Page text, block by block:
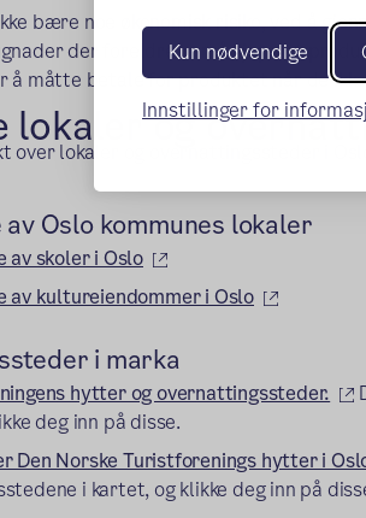
Kun nødvendige
Innstillinger for
bære noe økonomisk risiko, ved å
der foreldrene må kjøpe et
å måtte betale for produktet når de
lokaler og
over lokaler og overnattingssteder i
av Oslo kommunes lokaler
av skoler i Oslo
(ekstern lenke)
av kultureiendommer i Oslo
(ekstern
i marka
hytter og overnattingssteder.
deg inn på disse.
Den Norske Turistforenings hytter i
i kartet, og klikke deg inn på